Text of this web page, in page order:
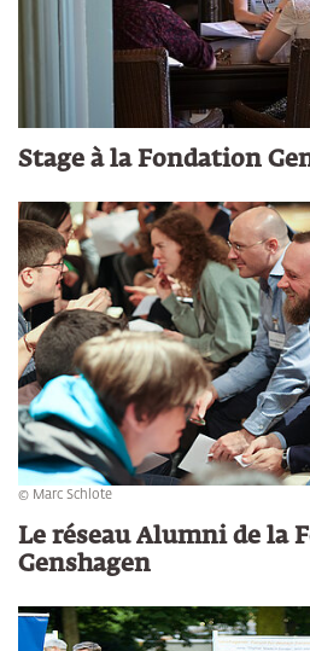
Stage à la Fondation
© Marc Schlote
Le réseau Alumni de la
Genshagen